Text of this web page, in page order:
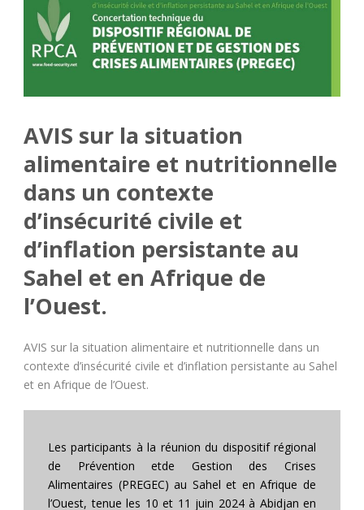
AVIS sur la situation
alimentaire et nutritionnelle
dans un contexte
d’insécurité civile et
d’inflation persistante au
Sahel et en Afrique de
l’Ouest.
AVIS sur la situation alimentaire et nutritionnelle dans un
contexte d’insécurité civile et d’inflation persistante au Sahel
et en Afrique de l’Ouest.
Les participants à la réunion du dispositif régional
de Prévention etde Gestion des Crises
Alimentaires (PREGEC) au Sahel et en Afrique de
l’Ouest, tenue les 10 et 11 juin 2024 à Abidjan en